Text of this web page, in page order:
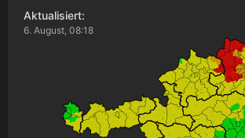
Aktualisiert:
6. August, 08:18